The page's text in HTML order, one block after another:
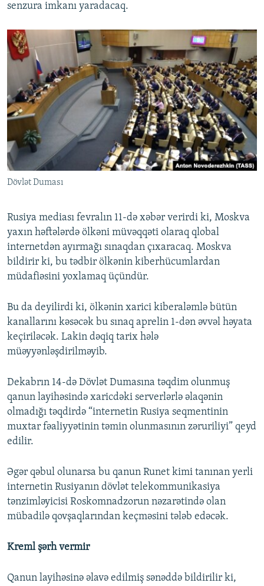
senzura imkanı yaradacaq.
Dövlət Duması
Rusiya mediası fevralın 11-də xəbər verirdi ki, Moskva
yaxın həftələrdə ölkəni müvəqqəti olaraq qlobal
internetdən ayırmağı sınaqdan çıxaracaq. Moskva
bildirir ki, bu tədbir ölkənin kiberhücumlardan
müdafiəsini yoxlamaq üçündür.
Bu da deyilirdi ki, ölkənin xarici kiberaləmlə bütün
kanallarını kəsəcək bu sınaq aprelin 1-dən əvvəl həyata
keçiriləcək. Lakin dəqiq tarix hələ
müəyyənləşdirilməyib.
Dekabrın 14-də Dövlət Dumasına təqdim olunmuş
qanun layihəsində xaricdəki serverlərlə əlaqənin
olmadığı təqdirdə “internetin Rusiya seqmentinin
muxtar fəaliyyətinin təmin olunmasının zəruriliyi” qeyd
edilir.
Əgər qəbul olunarsa bu qanun Runet kimi tanınan yerli
internetin Rusiyanın dövlət telekommunikasiya
tənzimləyicisi Roskomnadzorun nəzarətində olan
mübadilə qovşaqlarından keçməsini tələb edəcək.
Kreml şərh vermir
Qanun layihəsinə əlavə edilmiş sənəddə bildirilir ki,